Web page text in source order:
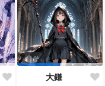
大鎌